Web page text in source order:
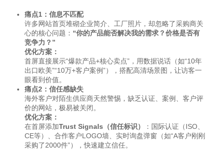
痛点1：信息不匹配
许多网站首页堆砌企业简介、工厂照片，却忽略了采购商关
心的核心问题： “你的产品能否解决我的需求？价格是否有
竞争力？”
优化方案：
首屏直接展示“爆款产品+核心卖点”，用数据说话（如“10年
出口欧美”“10万+客户案例”），搭配高清场景图，让访客一
眼看到价值。
痛点2：信任感缺失
海外客户对陌生供应商天然警惕，缺乏认证、案例、客户评
价的网站，极易被关闭。
优化方案：
在首屏添加Trust Signals（信任标识）
：国际认证（ISO、
CE等）、合作客户LOGO墙、实时询盘弹窗（如“A客户刚刚
采购了2000件”），快速建立信任。